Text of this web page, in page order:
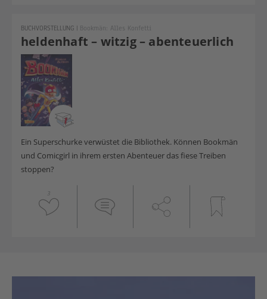
heldenhaft – witzig – abenteuerlich
BUCHVORSTELLUNG | Bookmän: Alles Konfetti
Ein Superschurke verwüstet die Bibliothek. Können Bookmän
und Comicgirl in ihrem ersten Abenteuer das fiese Treiben
stoppen?
3